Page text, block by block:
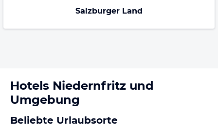
Salzburger Land
Hotels Niedernfritz und
Umgebung
Beliebte Urlaubsorte